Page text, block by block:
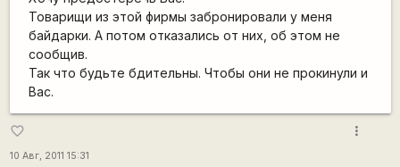
Товарищи из этой фирмы забронировали у меня
байдарки. А потом отказались от них, об этом не
сообщив.
Так что будьте бдительны. Чтобы они не прокинули и
Вас.
favorite_border
10 Авг, 2011 15:31
more_vert